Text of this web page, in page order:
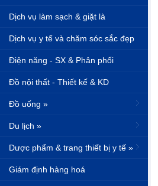
Dịch vụ làm sạch & giặt là
Dịch vụ y tế và chăm sóc sắc đẹp
Điện năng - SX & Phân phối
Đồ nội thất - Thiết kế & KD
Đồ uống »
Du lịch »
Dược phẩm & trang thiết bị y tế »
Giám định hàng hoá